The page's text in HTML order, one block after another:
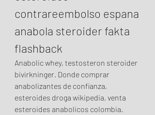
contrareembolso espana
anabola steroider fakta
flashback
Anabolic whey, testosteron steroider
bivirkninger. Donde comprar
anabolizantes de confianza,
esteroides droga wikipedia, venta
esteroides anabolicos colombia.